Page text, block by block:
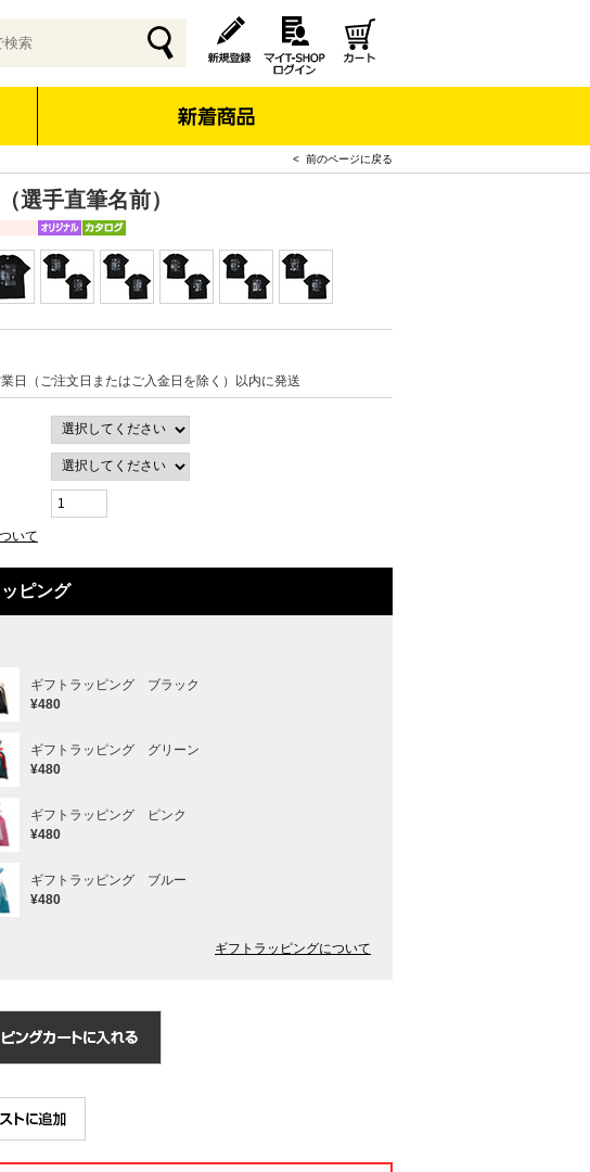
< 前のページに戻る
選手直筆名前）
日（ご注文日またはご入金日を除く）以内に発送
いて
ピング
ギフトラッピング ブラック
¥480
ギフトラッピング グリーン
¥480
ギフトラッピング ピンク
¥480
ギフトラッピング ブルー
¥480
ギフトラッピングについて